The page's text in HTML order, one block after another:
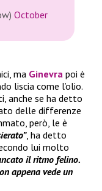
October
ma Ginevra poi è
liscia come l’olio.
anche se ha detto
delle differenze
però, le è
, ha detto
lui molto
il ritmo felino.
appena vede un